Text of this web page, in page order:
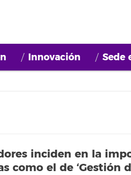
Innovación Sede
inciden en la
como el de ‘Gestión